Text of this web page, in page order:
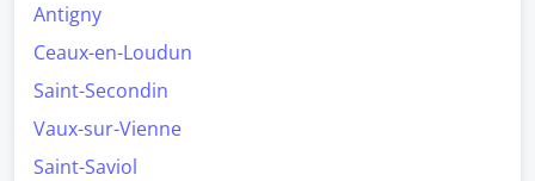
Antigny
Ceaux-en-Loudun
Saint-Secondin
Vaux-sur-Vienne
Saint-Saviol